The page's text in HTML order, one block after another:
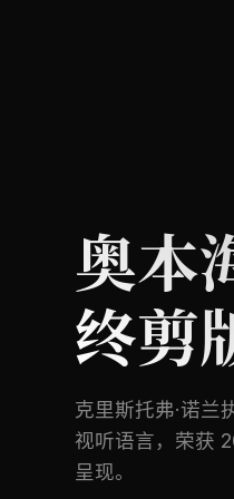
奥本
终剪
克里斯托弗·诺兰
视听语言，荣获
呈现。